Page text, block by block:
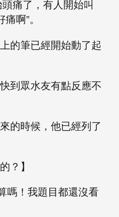
痛了，有人開始叫
啊”。
的筆已經開始動了起
到眾水友有點反應不
的時候，他已經列了
？】
嗎！我題目都還沒看